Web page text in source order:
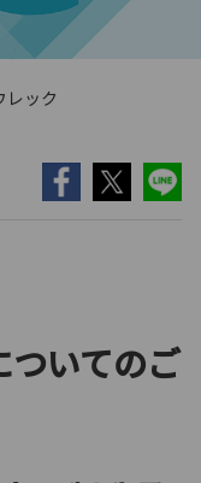
レック
ついてのご